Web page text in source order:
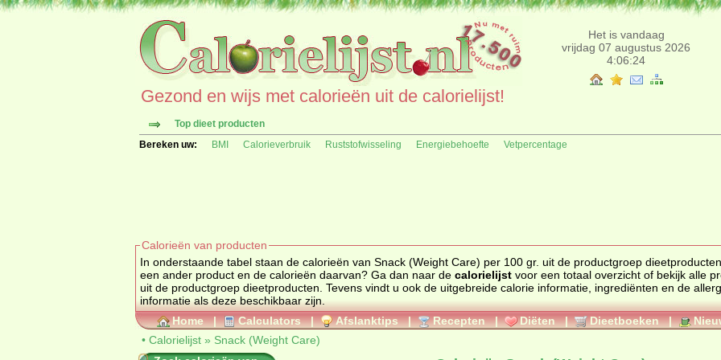
Het is vandaag
vrijdag 07 augustus 2026
4:06:24
Gezond en wijs met calorieën uit de calorielijst!
Top dieet producten
Bereken uw:
BMI Calorieverbruik Ruststofwisseling Energiebehoefte Vetpercentage
Calorieën van producten
In onderstaande tabel staan de calorieën van Snack (Weight Care) per 100 gr. uit de productgroep dieetproducten.
een ander product en de calorieën daarvan? Ga dan naar de calorielijst voor een totaal overzicht of bekijk alle producten
uit de productgroep dieetproducten
informatie als deze beschikbaar zijn.
Home | Calculators | Afslanktips | Recepten | Diëten | Dieetboeken |
• Calorielijst » Snack (Weight Care)